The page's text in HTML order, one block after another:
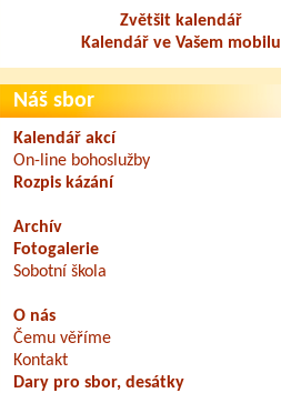
Zvětšit kalendář
Kalendář ve Vašem mobilu
Náš sbor
Kalendář akcí
On-line bohoslužby
Rozpis kázání
Archív
Fotogalerie
Sobotní škola
O nás
Čemu věříme
Kontakt
Dary pro sbor, desátky